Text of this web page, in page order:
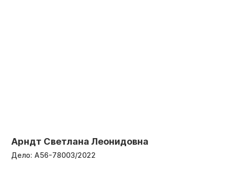
Арндт Светлана Леонидовна
Дело: А56-78003/2022